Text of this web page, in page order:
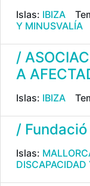
Islas: IBIZA
Y MINUSVALÍA
/
A
Islas: IBIZA
/
Islas: